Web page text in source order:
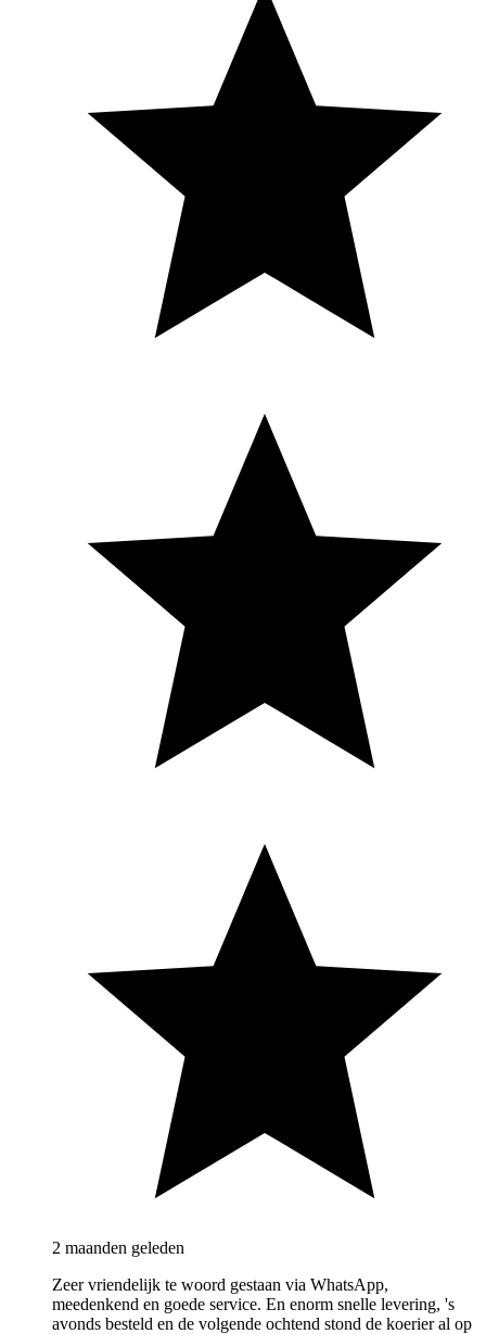
2 maanden geleden
Zeer vriendelijk te woord gestaan via WhatsApp,
meedenkend en goede service. En enorm snelle levering, 's
avonds besteld en de volgende ochtend stond de koerier al op